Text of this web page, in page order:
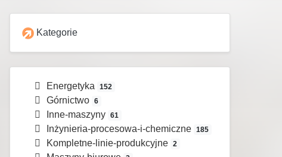
Kategorie
Energetyka 152
Górnictwo 6
Inne-maszyny 61
Inżynieria-procesowa-i-chemiczne 185
Kompletne-linie-produkcyjne 2